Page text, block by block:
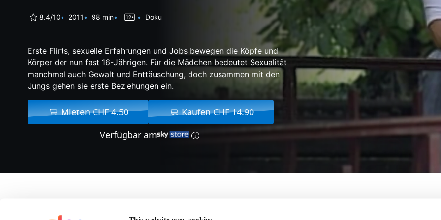
8.4/10 2011 98 min Doku
Erste Flirts, sexuelle Erfahrungen und Jobs bewegen die Köpfe und
Körper der nun fast 16-Jährigen. Für die Mädchen bedeutet Sexualität
manchmal auch Gewalt und Enttäuschung, doch zusammen mit den
Jungs gehen sie erste Beziehungen ein.
Mieten CHF 4.50
Kaufen CHF 14.90
Verfügbar am